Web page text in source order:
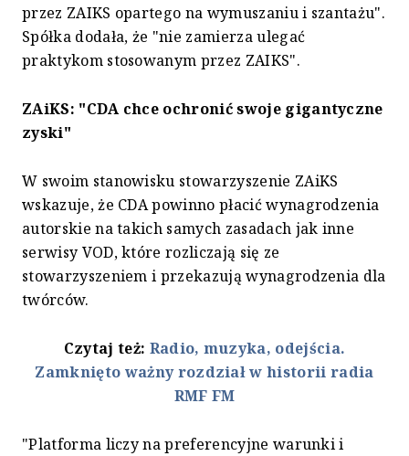
przez ZAIKS opartego na wymuszaniu i szantażu".
Spółka dodała, że "nie zamierza ulegać
praktykom stosowanym przez ZAIKS".
ZAiKS: "CDA chce ochronić swoje gigantyczne
zyski"
W swoim stanowisku stowarzyszenie ZAiKS
wskazuje, że CDA powinno płacić wynagrodzenia
autorskie na takich samych zasadach jak inne
serwisy VOD, które rozliczają się ze
stowarzyszeniem i przekazują wynagrodzenia dla
twórców.
Czytaj też: Radio, muzyka, odejścia.
Zamknięto ważny rozdział w historii radia
RMF FM
"Platforma liczy na preferencyjne warunki i